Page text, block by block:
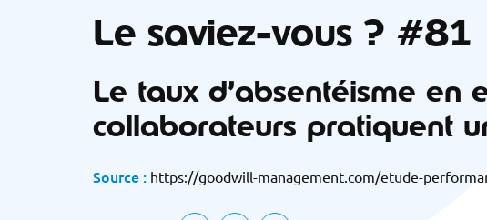
Le saviez-vous ? #81
Le taux d’absentéisme
collaborateurs pratiquent
Source : https://goodwill-management.com/etude-